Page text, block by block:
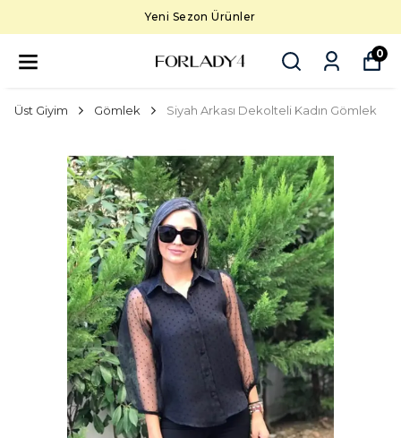
Yeni Sezon Ürünler
0
Üst Giyim Gömlek Siyah Arkası Dekolteli Kadın Gömlek